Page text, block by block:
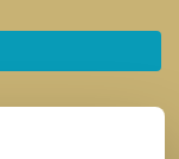
zu.